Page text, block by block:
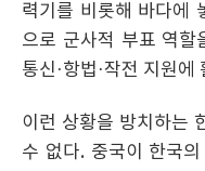
력기를 비롯해 바다에
으로 군사적 부표 역할
통신·항법·작전 지원
이런 상황을 방치하는
수 없다. 중국이 한국